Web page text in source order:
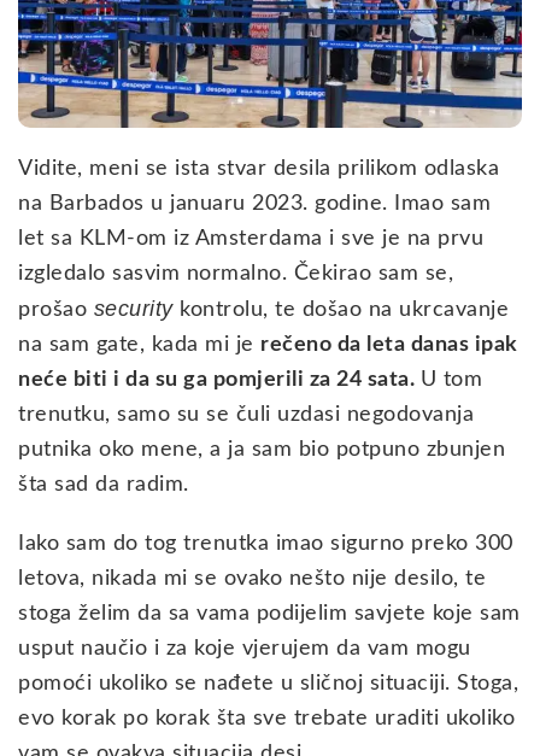
Vidite, meni se ista stvar desila prilikom odlaska
na Barbados u januaru 2023. godine. Imao sam
let sa KLM-om iz Amsterdama i sve je na prvu
izgledalo sasvim normalno. Čekirao sam se,
prošao securitykontrolu, te došao na ukrcavanje
na sam gate, kada mi je rečeno da leta danas ipak
neće biti i da su ga pomjerili za 24 sata. U tom
trenutku, samo su se čuli uzdasi negodovanja
putnika oko mene, a ja sam bio potpuno zbunjen
šta sad da radim.
Iako sam do tog trenutka imao sigurno preko 300
letova, nikada mi se ovako nešto nije desilo, te
stoga želim da sa vama podijelim savjete koje sam
usput naučio i za koje vjerujem da vam mogu
pomoći ukoliko se nađete u sličnoj situaciji. Stoga,
evo korak po korak šta sve trebate uraditi ukoliko